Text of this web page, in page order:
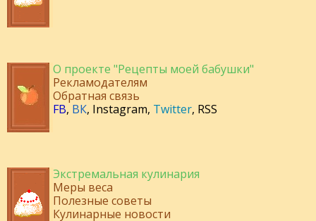
О проекте "Рецепты моей бабушки"
Рекламодателям
Обратная связь
FB, ВК, Instagram, Twitter, RSS
Экстремальная кулинария
Меры веса
Полезные советы
Кулинарные новости